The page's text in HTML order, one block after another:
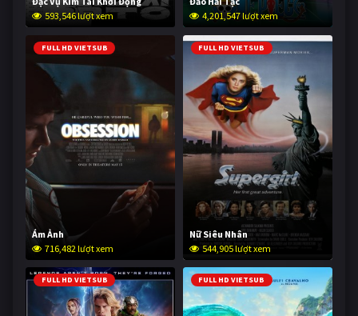
593,546 lượt xem
4,201,547 lượt xem
FULL HD VIETSUB
Ám Ảnh
716,482 lượt xem
FULL HD VIETSUB
Nữ Siêu Nhân
544,905 lượt xem
FULL HD VIETSUB FULL HD VIETSUB